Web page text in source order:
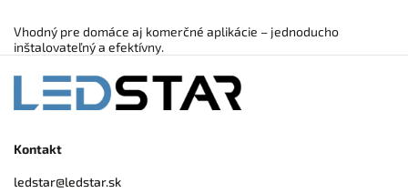
Vhodný pre domáce aj komerčné aplikácie – jednoducho
inštalovateľný a efektívny.
Kontakt
ledstar@ledstar.sk